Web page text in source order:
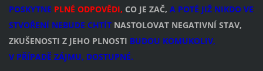
POSKYTNE PLNÉ ODPOVĚDI, CO JE ZAČ, A POTÉ JIŽ NIKDO VE
STVOŘENÍ NEBUDE CHTÍT NASTOLOVAT NEGATIVNÍ STAV,
ZKUŠENOSTI Z JEHO PLNOSTI BUDOU KOMUKOLIV,
V PŘÍPADĚ ZÁJMU, DOSTUPNÉ.